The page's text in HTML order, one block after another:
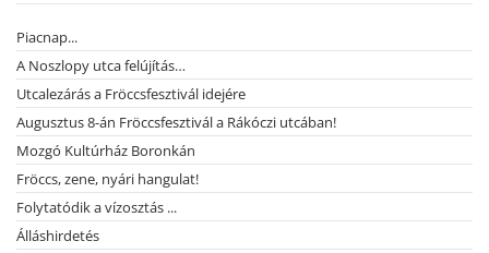
Piacnap...
A Noszlopy utca felújítás…
Utcalezárás a Fröccsfesztivál idejére
Augusztus 8-án Fröccsfesztivál a Rákóczi utcában!
Mozgó Kultúrház Boronkán
Fröccs, zene, nyári hangulat!
Folytatódik a vízosztás ...
Álláshirdetés